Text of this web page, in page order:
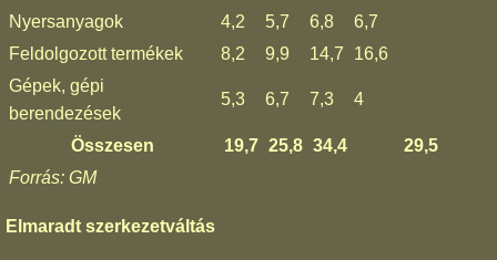
Nyersanyagok
4,2 5,7 6,8
6,7
Feldolgozott termékek
8,2 9,9 14,7
16,6
Gépek, gépi
berendezések
5,3 6,7 7,3 4
Összesen 19,7 25,8 34,4
29,5
Forrás: GM
Elmaradt szerkezetváltás